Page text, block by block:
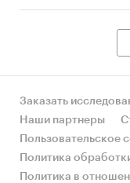
Заказать
Наши партнеры
Пользовательское
Политика
Политика в